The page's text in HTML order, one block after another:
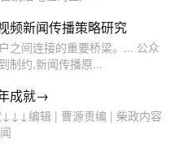
频新闻传播策略研究
之间连接的重要桥梁。... 公众
制约,新闻传播原...
成就→
编辑 | 曹源责编 | 柴政内容